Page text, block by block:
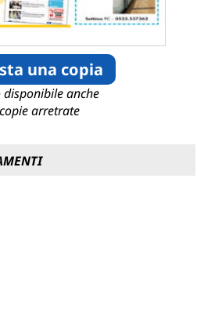
una copia
disponibile anche
arretrate